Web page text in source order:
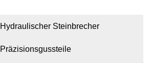
Hydraulischer Steinbrecher
Präzisionsgussteile